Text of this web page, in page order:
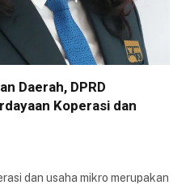
Daerah, DPRD
Koperasi dan
dan usaha mikro merupakan